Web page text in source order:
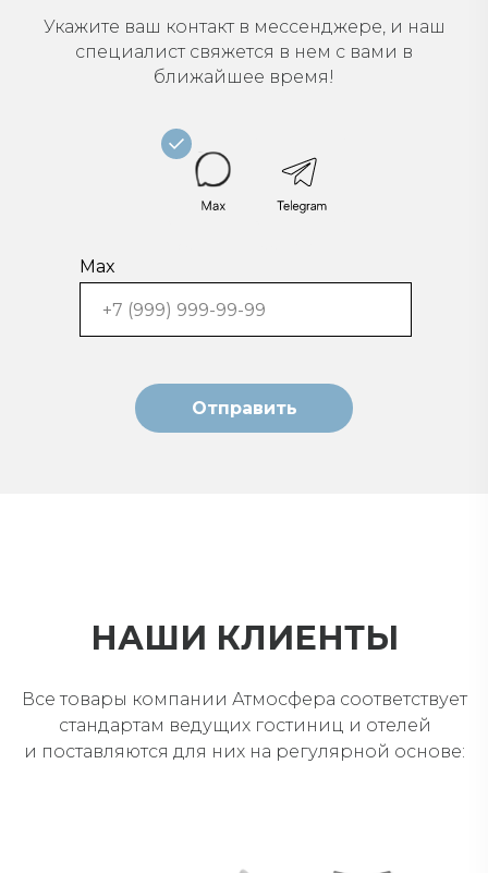
Укажите ваш контакт в мессенджере, и наш
специалист свяжется в нем с вами в
ближайшее время!
Max
Отправить
НАШИ КЛИЕНТЫ
Все товары компании Атмосфера соответствует
стандартам ведущих гостиниц и отелей
и поставляются для них на регулярной основе: